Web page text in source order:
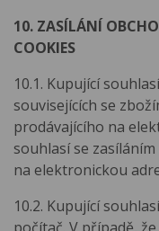
10. ZASÍLÁNÍ
COOKIES
10.1. Kupující
souvisejících se
prodávajícího na
souhlasí se
na elektronickou
10.2. Kupující